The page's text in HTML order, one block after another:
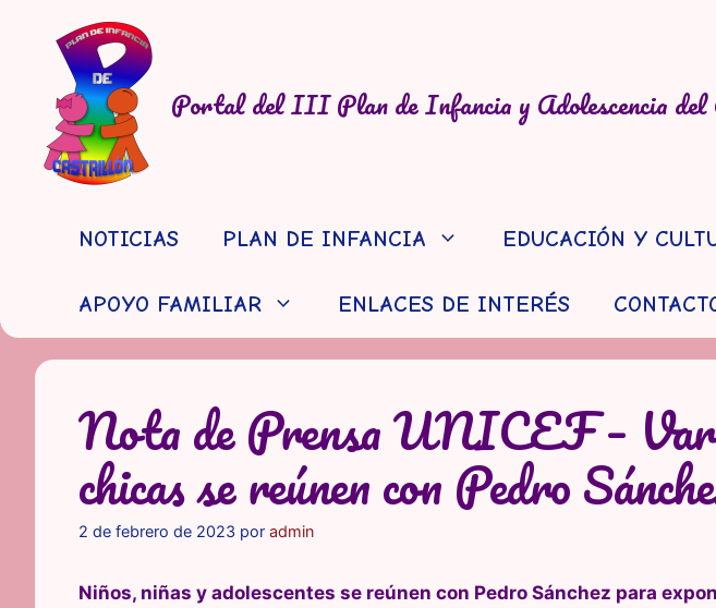
contenido
Portal del III Plan de Infancia y Adolescencia del
NOTICIAS PLAN DE INFANCIA EDUCACIÓN Y
APOYO FAMILIAR ENLACES DE INTERÉS
Nota de Prensa UNICEF –
chicas se reúnen con Pedro
2 de febrero de 2023 por admin
Niños, niñas y adolescentes se reúnen con Pedro Sánchez para